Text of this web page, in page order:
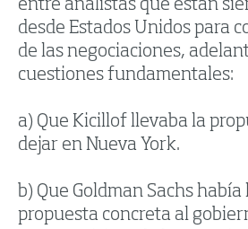
entre analistas que están
desde Estados Unidos para
de las negociaciones,
cuestiones fundamentales:
a) Que Kicillof llevaba la
dejar en Nueva York.
b) Que Goldman Sachs
propuesta concreta al